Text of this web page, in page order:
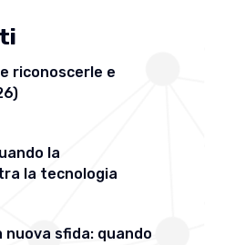
riconoscerle e
la
la tecnologia
nuova sfida: quando